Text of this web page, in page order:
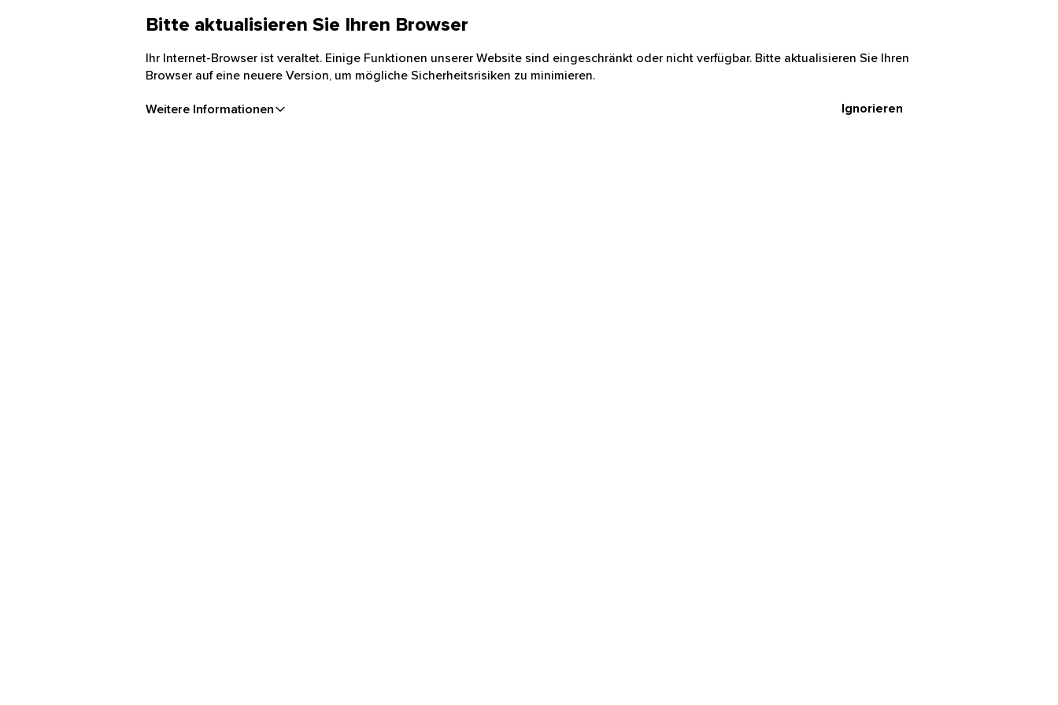
Bitte aktualisieren Sie Ihren Browser
Ihr Internet-Browser ist veraltet. Einige Funktionen unserer Website sind eingeschränkt oder nicht verfügbar. Bitte aktualisieren Sie Ihren
Browser auf eine neuere Version, um mögliche Sicherheitsrisiken zu minimieren.
Weitere Informationen Ignorieren